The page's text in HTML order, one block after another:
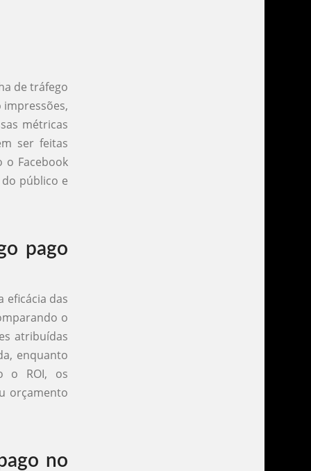
de tráfego
métricas
ser feitas
o Facebook
público e
pago
eficácia das
o
atribuídas
enquanto
o ROI, os
orçamento
no